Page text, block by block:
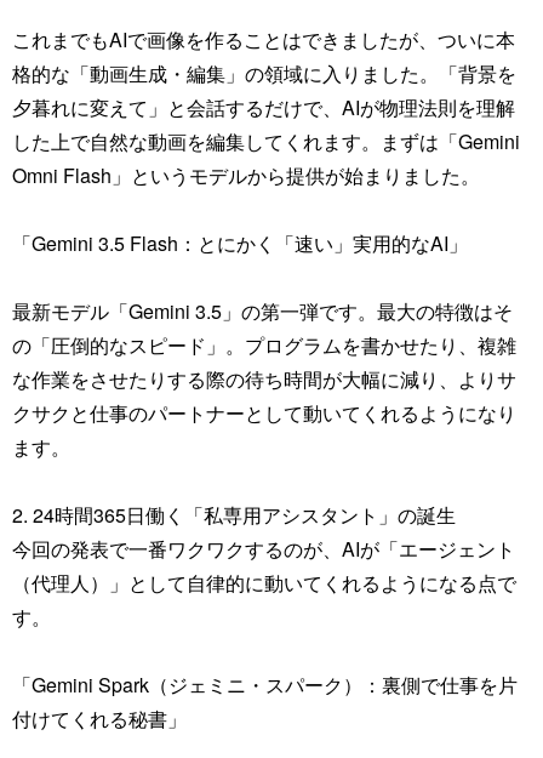
これまでもAIで画像を作ることはできましたが、ついに本
格的な「動画生成・編集」の領域に入りました。「背景を
夕暮れに変えて」と会話するだけで、AIが物理法則を理解
した上で自然な動画を編集してくれます。まずは「Gemini
Omni Flash」というモデルから提供が始まりました。
「Gemini 3.5 Flash：とにかく「速い」実用的なAI」
最新モデル「Gemini 3.5」の第一弾です。最大の特徴はそ
の「圧倒的なスピード」。プログラムを書かせたり、複雑
な作業をさせたりする際の待ち時間が大幅に減り、よりサ
クサクと仕事のパートナーとして動いてくれるようになり
ます。
2. 24時間365日働く「私専用アシスタント」の誕生
今回の発表で一番ワクワクするのが、AIが「エージェント
（代理人）」として自律的に動いてくれるようになる点で
す。
「Gemini Spark（ジェミニ・スパーク）：裏側で仕事を片
付けてくれる秘書」